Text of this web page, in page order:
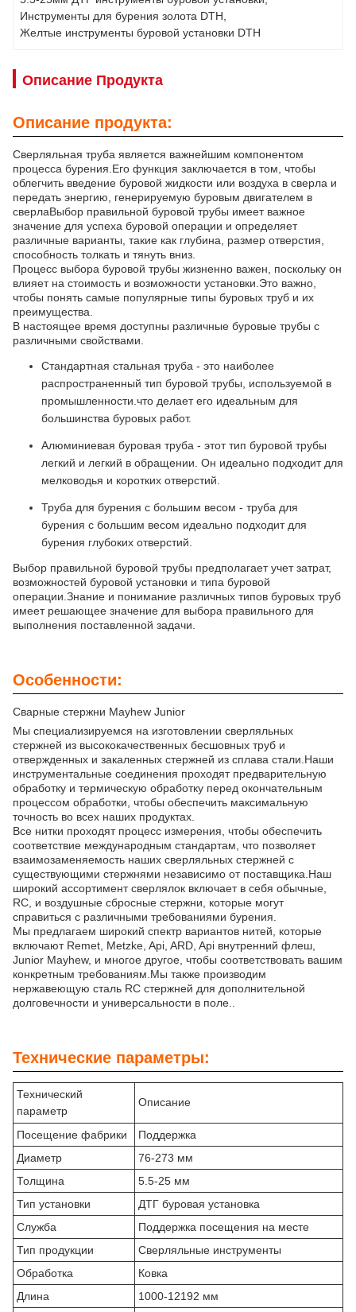
Инструменты для бурения золота DTH
Желтые инструменты буровой установки DTH
Описание Продукта
Описание продукта:
Сверляльная труба является важнейшим компонентом
процесса бурения.Его функция заключается в том, чтобы
облегчить введение буровой жидкости или воздуха в сверла и
передать энергию, генерируемую буровым двигателем в
сверлаВыбор правильной буровой трубы имеет важное
значение для успеха буровой операции и определяет
различные варианты, такие как глубина, размер отверстия,
способность толкать и тянуть вниз.
Процесс выбора буровой трубы жизненно важен, поскольку он
влияет на стоимость и возможности установки.Это важно,
чтобы понять самые популярные типы буровых труб и их
преимущества.
В настоящее время доступны различные буровые трубы с
различными свойствами.
Стандартная стальная труба - это наиболее
распространенный тип буровой трубы, используемой в
промышленности.что делает его идеальным для
большинства буровых работ.
Алюминиевая буровая труба - этот тип буровой трубы
легкий и легкий в обращении. Он идеально подходит для
мелководья и коротких отверстий.
Труба для бурения с большим весом - труба для
бурения с большим весом идеально подходит для
бурения глубоких отверстий.
Выбор правильной буровой трубы предполагает учет затрат,
возможностей буровой установки и типа буровой
операции.Знание и понимание различных типов буровых труб
имеет решающее значение для выбора правильного для
выполнения поставленной задачи.
Особенности:
Сварные стержни Mayhew Junior
Мы специализируемся на изготовлении сверляльных
стержней из высококачественных бесшовных труб и
отвержденных и закаленных стержней из сплава стали.Наши
инструментальные соединения проходят предварительную
обработку и термическую обработку перед окончательным
процессом обработки, чтобы обеспечить максимальную
точность во всех наших продуктах.
Все нитки проходят процесс измерения, чтобы обеспечить
соответствие международным стандартам, что позволяет
взаимозаменяемость наших сверляльных стержней с
существующими стержнями независимо от поставщика.Наш
широкий ассортимент сверлялок включает в себя обычные,
RC, и воздушные сбросные стержни, которые могут
справиться с различными требованиями бурения.
Мы предлагаем широкий спектр вариантов нитей, которые
включают Remet, Metzke, Api, ARD, Api внутренний флеш,
Junior Mayhew, и многое другое, чтобы соответствовать вашим
конкретным требованиям.Мы также производим
нержавеющую сталь RC стержней для дополнительной
долговечности и универсальности в поле..
Технические параметры:
Технический
параметр
Описание
Посещение фабрики
Поддержка
Диаметр
76-273 мм
Толщина
5.5-25 мм
Тип установки
ДТГ буровая установка
Служба
Поддержка посещения на месте
Тип продукции
Сверляльные инструменты
Обработка
Ковка
Длина
1000-12192 мм